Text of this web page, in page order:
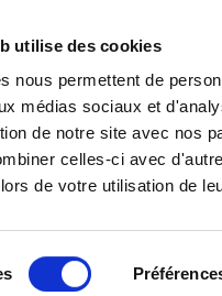
utilise des cookies
nous permettent de
médias sociaux et
de notre site avec nos
celles-ci avec
de votre utilisation de